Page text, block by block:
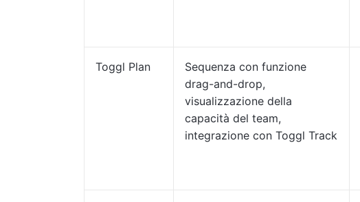
Toggl Plan
Sequenza con funzione
drag-and-drop,
visualizzazione della
capacità del team,
integrazione con Toggl Track